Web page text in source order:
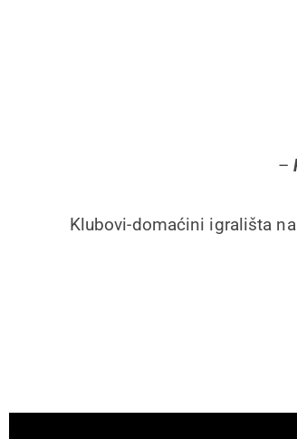
–
Klubovi-domaćini igrališta